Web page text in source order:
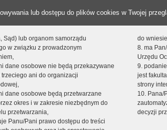
lub dostępu do plików cookies w Twojej
Sąd) lub organom samorządu
w związku z prowadzonym
dane osobowe nie będą przekazywane
ani do organizacji
dane osobowe będą przetwarzane
okres i w zakresie niezbędnym do
przetwarzania,
Panu/Pani prawo dostępu do treści
do
8. ma
Urzędu
9.
jest
strony
10. Pana/
decyzji